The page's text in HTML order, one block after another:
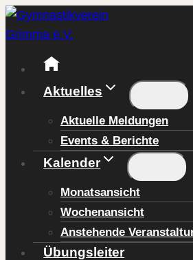
Zum
Inhalt
springen
Aktuelles
Aktuelle Meldungen
Events & Berichte
Kalender
Monatsansicht
Wochenansicht
Anstehende
Übungsleiter